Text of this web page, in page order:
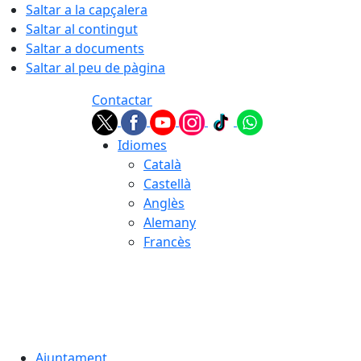
Saltar a la capçalera
Saltar al contingut
Saltar a documents
Saltar al peu de pàgina
Contactar
Idiomes
Català
Castellà
Anglès
Alemany
Francès